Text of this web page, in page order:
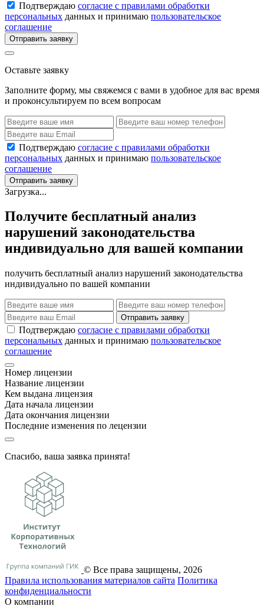
Подтверждаю согласие с правилами обработки
персональных данных и принимаю пользовательское
соглашение
Отправить заявку
Оставьте заявку
Заполните форму, мы свяжемся с вами в удобное для вас время
и проконсультируем по всем вопросам
Подтверждаю согласие с правилами обработки
персональных данных и принимаю пользовательское
соглашение
Отправить заявку
Загрузка...
Получите бесплатный анализ
нарушений законодательства
индивидуально для вашей компании
получить бесплатный анализ нарушений законодательства
индивидуально по вашей компании
Отправить заявку
Подтверждаю согласие с правилами обработки
персональных данных и принимаю пользовательское
соглашение
Номер лицензии
Название лицензии
Кем выдана лицензия
Дата начала лицензии
Дата окончания лицензии
Последние изменения по лецензии
Спасибо, ваша заявка принята!
© Все права защищены, 2026
Правила использования материалов сайта Политика
конфиденциальности
О компании